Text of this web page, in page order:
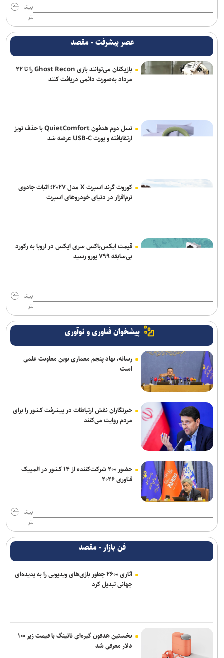
بیش
تر
عصر پیشرفت - مقصد
بازیکنان می‌توانند بازی Ghost Recon را تا ۲۲
مرداد به‌صورت دائمی دریافت کنند
نسل دوم هدفون QuietComfort با حذف نویز
ارتقایافته و پورت USB-C عرضه شد
کوروت گرند اسپرت X مدل ۲۰۲۷؛ اثبات جادوی
نرم‌افزار در دنیای خودروهای اسپرت
قیمت ایکس‌باکس سری ایکس در اروپا به رکورد
بی‌سابقه ۷۹۹ یورو رسید
بیش
تر
پیشخوان فناوری و نوآوری
رسانه، نهاد پنجم معماری نوین معاونت علمی
است
خبرنگاران نقش ارتباطات در پیشرفت کشور را برای
مردم روایت می‌کنند
حضور ۲۰۰ شرکت‌کننده از ۱۴ کشور در المپیک
فناوری ۲۰۲۶
بیش
تر
فن بازار - مقصد
آتاری ۲۶۰۰ چطور بازی‌های ویدیویی را به پدیده‌ای
جهانی تبدیل کرد
نخستین هدفون گیره‌ای ناتینگ با قیمت زیر ۱۰۰
دلار معرفی شد